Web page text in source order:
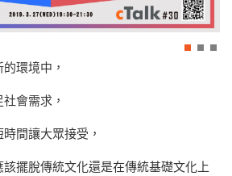
環境中，
會需求，
間讓大眾接受，
擺脫傳統文化還是在傳統基礎文化上